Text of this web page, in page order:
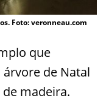
Foto: veronneau.com
que
de Natal
madeira.